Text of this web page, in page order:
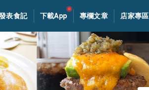
表食記 下載App 專欄文章 店家專區